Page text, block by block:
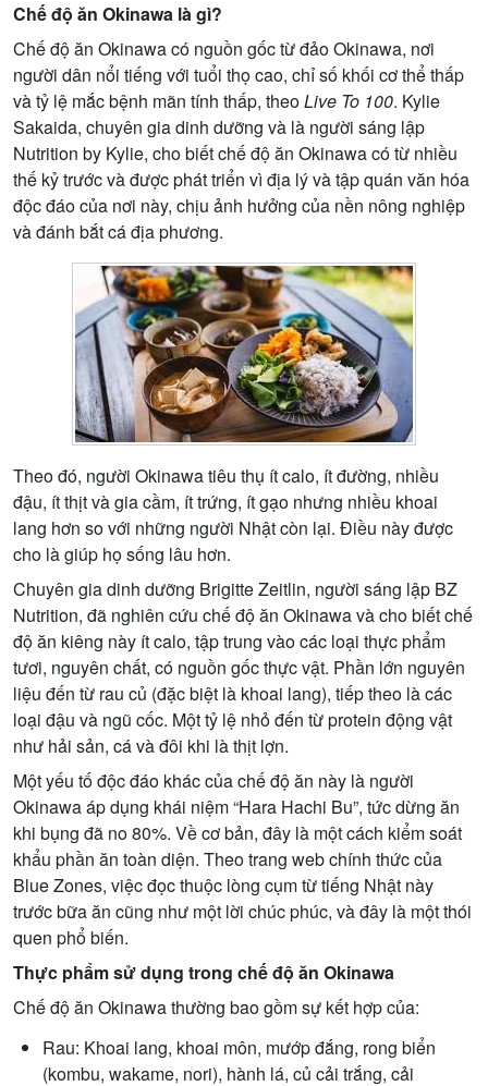
Chế độ ăn Okinawa là gì?
Chế độ ăn Okinawa có nguồn gốc từ đảo Okinawa, nơi
người dân nổi tiếng với tuổi thọ cao, chỉ số khối cơ thể thấp
và tỷ lệ mắc bệnh mãn tính thấp, theoLive To 100. Kylie
Sakaida, chuyên gia dinh dưỡng và là người sáng lập
Nutrition by Kylie, cho biết chế độ ăn Okinawa có từ nhiều
thế kỷ trước và được phát triển vì địa lý và tập quán văn hóa
độc đáo của nơi này, chịu ảnh hưởng của nền nông nghiệp
và đánh bắt cá địa phương.
Theo đó, người Okinawa tiêu thụ ít calo, ít đường, nhiều
đậu, ít thịt và gia cầm, ít trứng, ít gạo nhưng nhiều khoai
lang hơn so với những người Nhật còn lại. Điều này được
cho là giúp họ sống lâu hơn.
Chuyên gia dinh dưỡng Brigitte Zeitlin, người sáng lập BZ
Nutrition, đã nghiên cứu chế độ ăn Okinawa và cho biết chế
độ ăn kiêng này ít calo, tập trung vào các loại thực phẩm
tươi, nguyên chất, có nguồn gốc thực vật. Phần lớn nguyên
liệu đến từ rau củ (đặc biệt là khoai lang), tiếp theo là các
loại đậu và ngũ cốc. Một tỷ lệ nhỏ đến từ protein động vật
như hải sản, cá và đôi khi là thịt lợn.
Một yếu tố độc đáo khác của chế độ ăn này là người
Okinawa áp dụng khái niệm “Hara Hachi Bu”, tức dừng ăn
khi bụng đã no 80%. Về cơ bản, đây là một cách kiểm soát
khẩu phần ăn toàn diện. Theo trang web chính thức của
Blue Zones, việc đọc thuộc lòng cụm từ tiếng Nhật này
trước bữa ăn cũng như một lời chúc phúc, và đây là một thói
quen phổ biến.
Thực phẩm sử dụng trong chế độ ăn Okinawa
Chế độ ăn Okinawa thường bao gồm sự kết hợp của:
Rau: Khoai lang, khoai môn, mướp đắng, rong biển
(kombu, wakame, nori), hành lá, củ cải trắng, cải